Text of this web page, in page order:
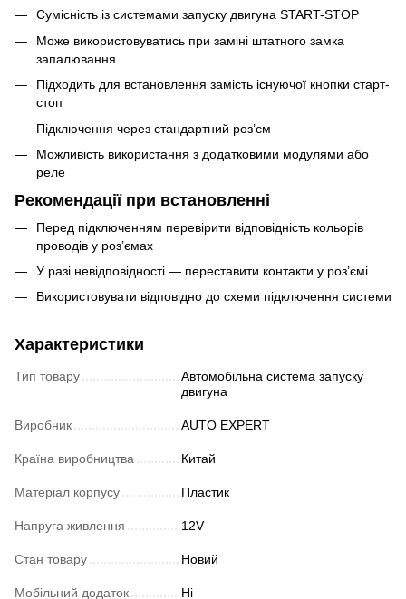
Сумісність із системами запуску двигуна START-STOP
Може використовуватись при заміні штатного замка
запалювання
Підходить для встановлення замість існуючої кнопки старт-
стоп
Підключення через стандартний роз’єм
Можливість використання з додатковими модулями або
реле
Рекомендації при встановленні
Перед підключенням перевірити відповідність кольорів
проводів у роз’ємах
У разі невідповідності — переставити контакти у роз’ємі
Використовувати відповідно до схеми підключення системи
Характеристики
Тип товару
Автомобільна система запуску
двигуна
Виробник AUTO EXPERT
Країна виробництва Китай
Матеріал корпусу Пластик
Напруга живлення 12V
Стан товару Новий
Мобільний додаток Ні